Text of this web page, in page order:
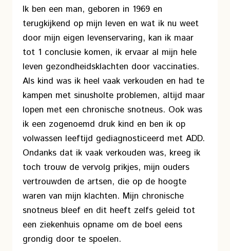
Ik ben een man, geboren in 1969 en
terugkijkend op mijn leven en wat ik nu weet
door mijn eigen levenservaring, kan ik maar
tot 1 conclusie komen, ik ervaar al mijn hele
leven gezondheidsklachten door vaccinaties.
Als kind was ik heel vaak verkouden en had te
kampen met sinusholte problemen, altijd maar
lopen met een chronische snotneus. Ook was
ik een zogenoemd druk kind en ben ik op
volwassen leeftijd gediagnosticeerd met ADD.
Ondanks dat ik vaak verkouden was, kreeg ik
toch trouw de vervolg prikjes, mijn ouders
vertrouwden de artsen, die op de hoogte
waren van mijn klachten. Mijn chronische
snotneus bleef en dit heeft zelfs geleid tot
een ziekenhuis opname om de boel eens
grondig door te spoelen.